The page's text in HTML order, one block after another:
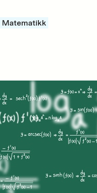
Matematikk